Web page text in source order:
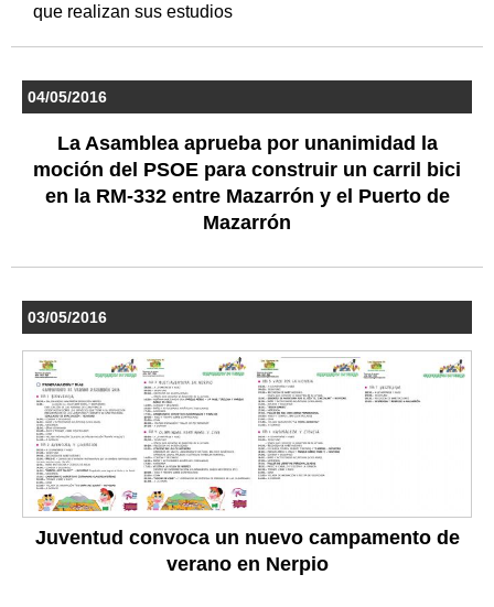
que realizan sus estudios
04/05/2016
La Asamblea aprueba por unanimidad la
moción del PSOE para construir un carril bici
en la RM-332 entre Mazarrón y el Puerto de
Mazarrón
03/05/2016
Juventud convoca un nuevo campamento de
verano en Nerpio